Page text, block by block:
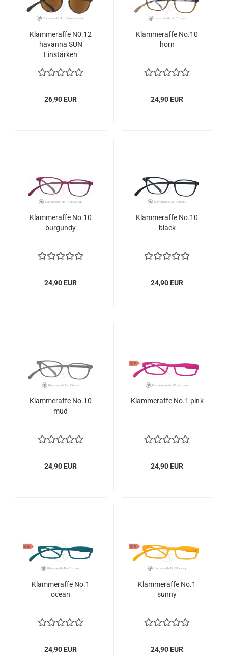
Klammeraffe N0.12
havanna SUN
Einstärken
26,90 EUR
Klammeraffe No.10
horn
24,90 EUR
Klammeraffe No.10
burgundy
24,90 EUR
Klammeraffe No.10
black
24,90 EUR
Klammeraffe No.10
mud
24,90 EUR
Klammeraffe No.1 pink
24,90 EUR
Klammeraffe No.1
ocean
24,90 EUR
Klammeraffe No.1
sunny
24,90 EUR